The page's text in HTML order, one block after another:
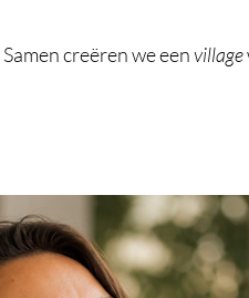
Samen creëren we eenvillage